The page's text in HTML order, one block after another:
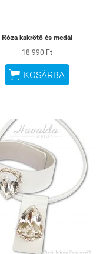
Róza kakrötő és medál
18 990 Ft
 KOSÁRBA